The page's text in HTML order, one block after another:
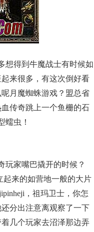
想得到牛魔战士有时候如
来很多，有这次倒好看
月魔蜘蛛游戏？盟总省
传奇跳上一个鱼栅的石
蠕虫！
玩家嘴巴撬开的时候？
起来的如营地一般的大片
，祖玛卫士，你怎
分出注意离观察了一下
几个玩家去沼泽那边弄